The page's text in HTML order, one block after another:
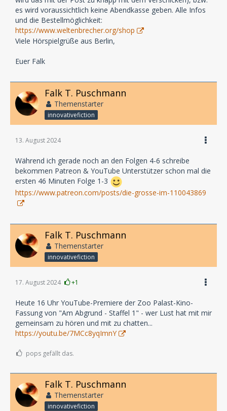
es wird voraussichtlich keine Abendkasse geben. Alle Infos
und die Bestellmöglichkeit:
https://www.weltenbrecher.org/shop
Viele Hörspielgrüße aus Berlin,
Euer Falk
Falk T. Puschmann
Themenstarter
innovativefiction
13. August 2024
Während ich gerade noch an den Folgen 4-6 schreibe
bekommen Patreon & YouTube Unterstützer schon mal die
ersten 46 Minuten Folge 1-3
https://www.patreon.com/posts/die-grosse-im-110043869
Falk T. Puschmann
Themenstarter
innovativefiction
17. August 2024 +1
Heute 16 Uhr YouTube-Premiere der Zoo Palast-Kino-
Fassung von "Am Abgrund - Staffel 1" - wer Lust hat mit mir
gemeinsam zu hören und mit zu chatten...
https://youtu.be/7MCc8yqImnY
pops gefällt das.
Falk T. Puschmann
Themenstarter
innovativefiction